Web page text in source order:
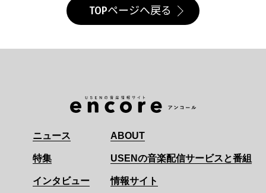
TOPページへ戻る
ニュース
特集
インタビュー
ABOUT
USENの音楽配信サービスと番組
情報サイト